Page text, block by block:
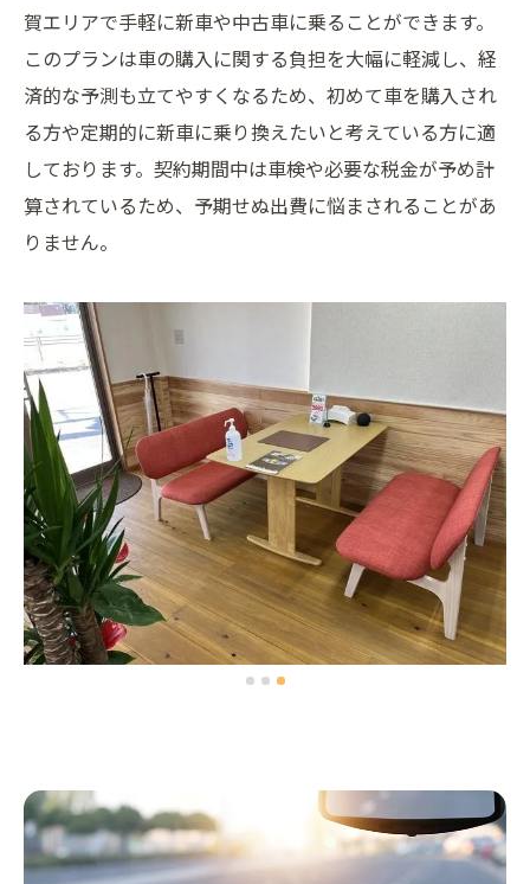
賀エリアで手軽に新車や中古車に乗ることができます。
このプランは車の購入に関する負担を大幅に軽減し、経
済的な予測も立てやすくなるため、初めて車を購入され
る方や定期的に新車に乗り換えたいと考えている方に適
しております。契約期間中は車検や必要な税金が予め計
算されているため、予期せぬ出費に悩まされることがあ
りません。